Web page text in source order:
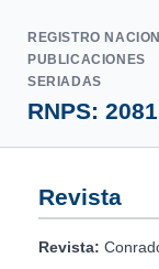
REGISTRO
PUBLICACIONES
SERIADAS
RNPS: 2081
Revista
Revista: